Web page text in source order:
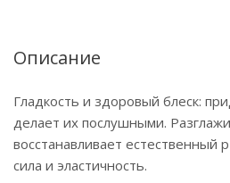
Описание
Гладкость и здоровый блеск:
делает их послушными.
восстанавливает естественный
сила и эластичность.